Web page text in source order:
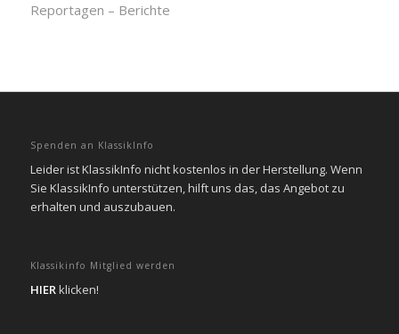
Reportagen – Berichte
Spenden an KlassikInfo
Leider ist KlassikInfo nicht kostenlos in der Herstellung. Wenn
Sie KlassikInfo unterstützen, hilft uns das, das Angebot zu
erhalten und auszubauen.
Klassikinfo Mitglied werden
HIERklicken!